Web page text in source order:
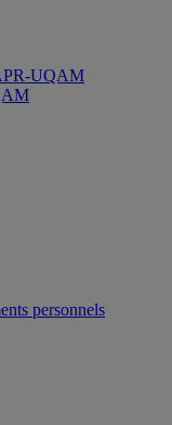
UQAM
personnels